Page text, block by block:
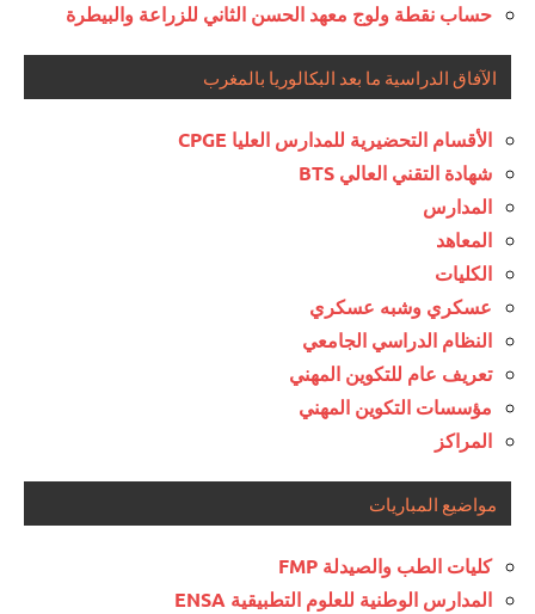
حساب نقطة ولوج معهد الحسن الثاني للزراعة والبيطرة
الآفاق الدراسية ما بعد البكالوريا بالمغرب
الأقسام التحضيرية للمدارس العليا CPGE
شهادة التقني العالي BTS
المدارس
المعاهد
الكليات
عسكري وشبه عسكري
النظام الدراسي الجامعي
تعريف عام للتكوين المهني
مؤسسات التكوين المهني
المراكز
مواضيع المباريات
كليات الطب والصيدلة FMP
المدارس الوطنية للعلوم التطبيقية ENSA